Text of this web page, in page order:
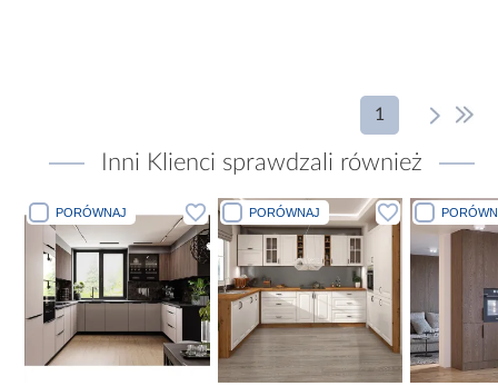
1
Inni Klienci sprawdzali również
PORÓWNAJ PORÓWNAJ